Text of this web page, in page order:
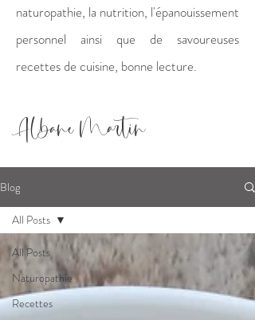
naturopathie, la nutrition, l'épanouissement
personnel ainsi que de savoureuses
recettes de cuisine, bonne lecture.
Albane Martin
Blog
All Posts
Naturopathie
Recettes
All Posts